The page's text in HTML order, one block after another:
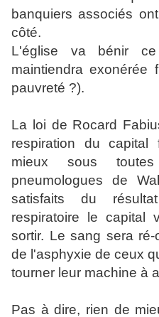
banquiers associés
côté.
L'église va bénir
maintiendra
pauvreté ?).
La loi de Rocard
respiration du
mieux sous
pneumologues de
satisfaits du
respiratoire le capital
sortir. Le sang sera
de l'asphyxie de ceux
tourner leur machine à
Pas à dire, rien de